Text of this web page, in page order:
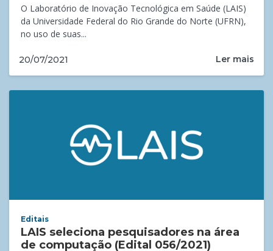
O Laboratório de Inovação Tecnológica em Saúde (LAIS)
da Universidade Federal do Rio Grande do Norte (UFRN),
no uso de suas...
20/07/2021 Ler mais
Editais
LAIS seleciona pesquisadores na área
de computação (Edital 056/2021)